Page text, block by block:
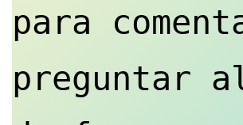
para
preguntar